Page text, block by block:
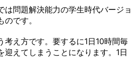
問題解決能力の学生時代バージョ
です。
え方です。要するに1日10時間毎
えてしまうことになります。1日